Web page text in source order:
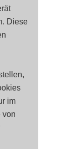
Diese
im
von